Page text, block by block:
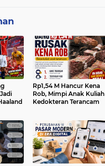
Rp1,54 M Hancur Kena
Rob, Mimpi Anak Kuliah
Kedokteran Terancam